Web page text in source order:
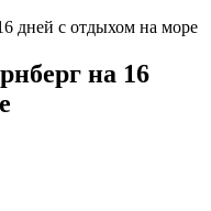
на 16